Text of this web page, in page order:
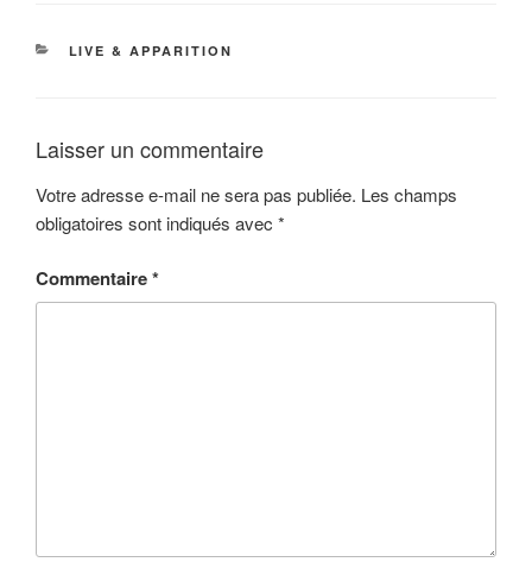
CATÉGORIES
LIVE & APPARITION
Laisser un commentaire
Votre adresse e-mail ne sera pas publiée. Les champs
obligatoires sont indiqués avec *
Commentaire*